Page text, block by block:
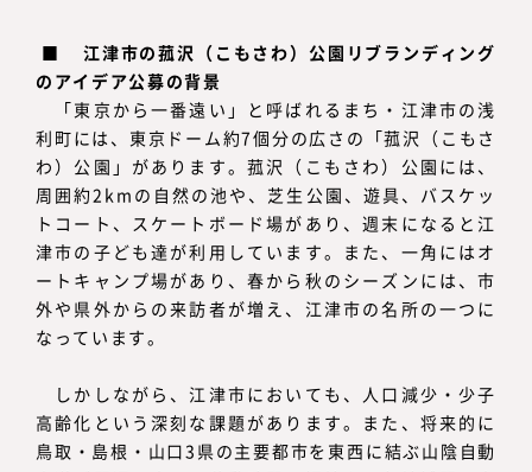
■ 江津市の菰沢（こもさわ）公園リブランディング
のアイデア公募の背景
「東京から一番遠い」と呼ばれるまち・江津市の浅
利町には、東京ドーム約7個分の広さの「菰沢（こもさ
わ）公園」があります。菰沢（こもさわ）公園には、
周囲約2kmの自然の池や、芝生公園、遊具、バスケッ
トコート、スケートボード場があり、週末になると江
津市の子ども達が利用しています。また、一角にはオ
ートキャンプ場があり、春から秋のシーズンには、市
外や県外からの来訪者が増え、江津市の名所の一つに
なっています。
しかしながら、江津市においても、人口減少・少子
高齢化という深刻な課題があります。また、将来的に
鳥取・島根・山口3県の主要都市を東西に結ぶ山陰自動